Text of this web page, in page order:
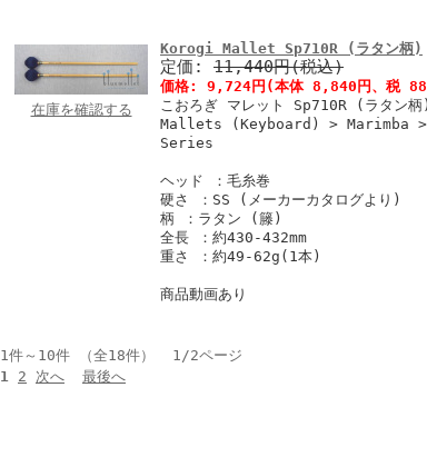
在庫を確認する
Korogi Mallet Sp710R (ラタン柄)
定価: 11,440円(税込)
価格: 9,724円 (本体 8,840円、税
こおろぎ マレット Sp710R (ラタン柄)
Mallets (Keyboard) > Marimba
Series
ヘッド ：毛糸巻
硬さ ：SS (メーカーカタログより)
柄 ：ラタン (籐)
全長 ：約430-432mm
重さ ：約49-62g(1本)
商品動画あり
1件～10件 （全18件） 1/2ページ
1 2 次へ 最後へ